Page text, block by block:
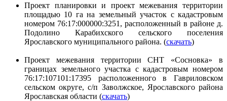
Проект планировки и проект межевания территории
площадью 10 га на земельный участок с кадастровым
номером 76:17:000000:3251, расположенный в районе д.
Подолино Карабихского сельского поселения
Ярославского муниципального района. (скачать)
Проект межевания территории СНТ «Сосновка» в
границах земельного участка с кадастровым номером
76:17:107101:17395 расположенного в Гавриловском
сельском округе, с/п Заволжское, Ярославского района
Ярославская области (скачать)